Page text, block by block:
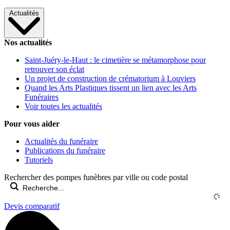
Actualités
Nos actualités
Saint-Juéry-le-Haut : le cimetière se métamorphose pour
retrouver son éclat
Un projet de construction de crématorium à Louviers
Quand les Arts Plastiques tissent un lien avec les Arts
Funéraires
Voir toutes les actualités
Pour vous aider
Actualités du funéraire
Publications du funéraire
Tutoriels
Rechercher des pompes funèbres par ville ou code postal
Devis comparatif